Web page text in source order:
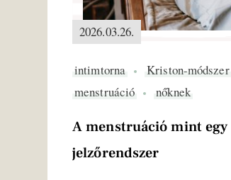
2026.03.26.
intimtorna
Kriston-módszer
menstruáció
nőknek
A menstruáció mint egy
jelzőrendszer